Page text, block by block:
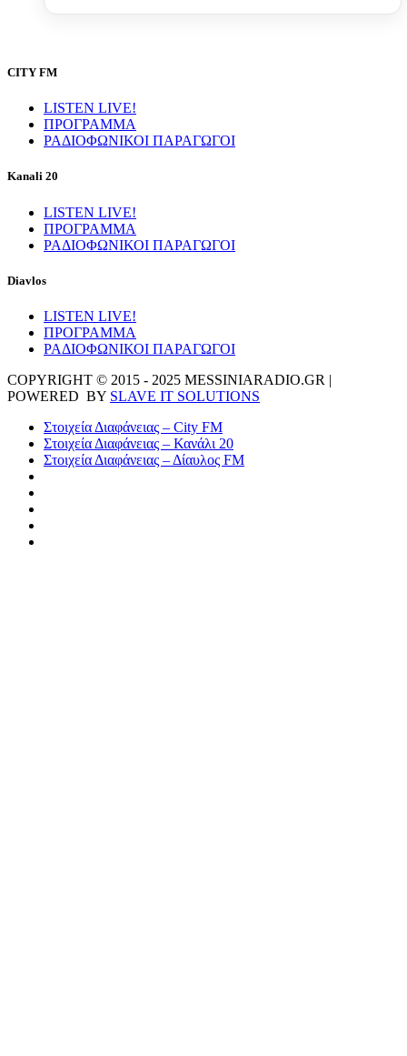
CITY FM
LISTEN LIVE!
ΠΡΟΓΡΑΜΜΑ
ΡΑΔΙΟΦΩΝΙΚΟΙ ΠΑΡΑΓΩΓΟΙ
Kanali 20
LISTEN LIVE!
ΠΡΟΓΡΑΜΜΑ
ΡΑΔΙΟΦΩΝΙΚΟΙ ΠΑΡΑΓΩΓΟΙ
Diavlos
LISTEN LIVE!
ΠΡΟΓΡΑΜΜΑ
ΡΑΔΙΟΦΩΝΙΚΟΙ ΠΑΡΑΓΩΓΟΙ
COPYRIGHT © 2015 - 2025 MESSINIARADIO.GR |
POWERED BY SLAVE IT SOLUTIONS
Στοιχεία Διαφάνειας – City FM
Στοιχεία Διαφάνειας – Κανάλι 20
Στοιχεία Διαφάνειας – Δίαυλος FM